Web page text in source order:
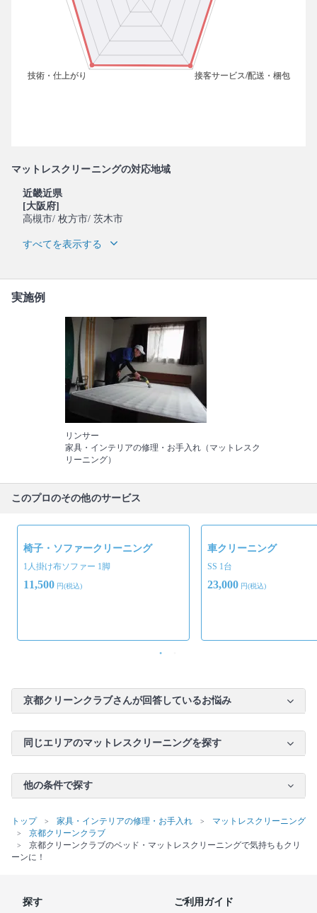
マットレスクリーニングの対応地域
近畿近県
[大阪府]
高槻市/ 枚方市/ 茨木市
すべてを表示する
実施例
リンサー
家具・インテリアの修理・お手入れ（マットレスク
リーニング）
このプロのその他のサービス
椅子・ソファークリーニング
1人掛け布ソファー 1脚
11,500 円(税込)
車クリーニング
SS 1台
23,000 円(税込)
京都クリーンクラブさんが回答しているお悩み
同じエリアのマットレスクリーニングを探す
他の条件で探す
トップ 家具・インテリアの修理・お手入れ
マットレスクリーニング
京都クリーンクラブ
京都クリーンクラブのベッド・マットレスクリーニングで気持ちもクリ
ーンに！
探す ご利用ガイド